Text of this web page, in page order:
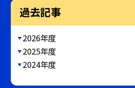
過去記事
2026年度
2025年度
2024年度